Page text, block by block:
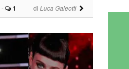
- 1 di Luca Galeotti